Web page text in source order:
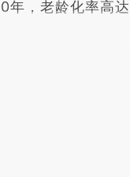
年，老龄化率高达